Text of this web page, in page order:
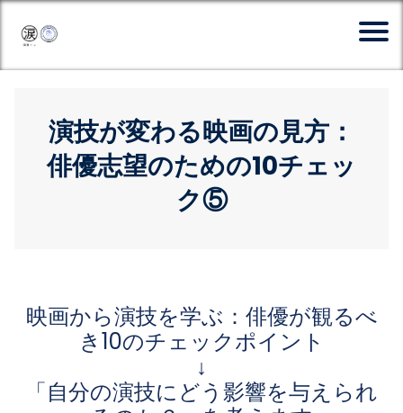
演技が変わる映画の見方：
俳優志望のための10チェッ
ク⑤
映画から演技を学ぶ：俳優が観るべ
き10のチェックポイント
↓
「自分の演技にどう影響を与えられ